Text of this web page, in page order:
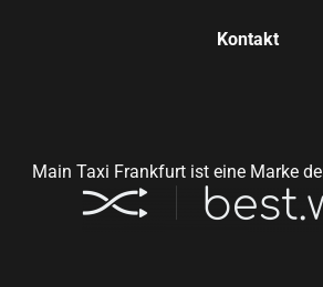
Kontakt
Main Taxi Frankfurt ist eine Marke